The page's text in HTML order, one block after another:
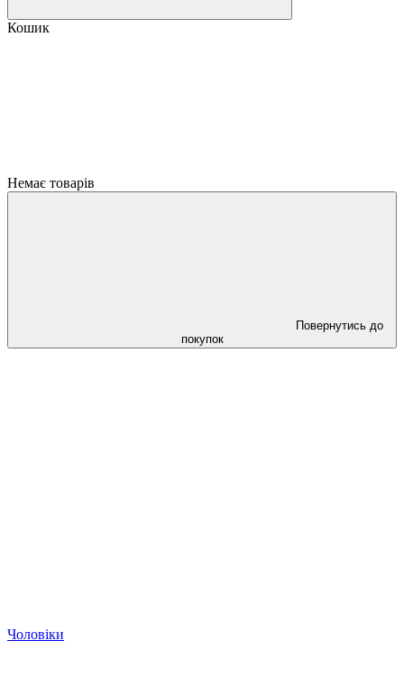
Кошик
Немає товарів
Повернутись до
покупок
Чоловіки